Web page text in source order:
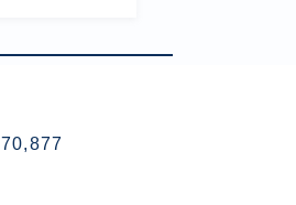
70,877